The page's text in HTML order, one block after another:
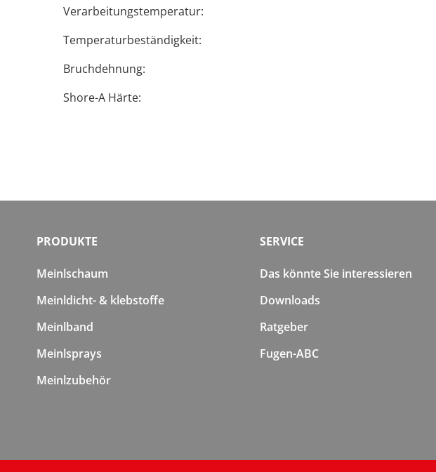
Verarbeitungstemperatur:
Temperaturbeständigkeit:
Bruchdehnung:
Shore-A Härte:
PRODUKTE
Meinlschaum
Meinldicht- & klebstoffe
Meinlband
Meinlsprays
Meinlzubehör
SERVICE
Das könnte Sie interessieren
Downloads
Ratgeber
Fugen-ABC